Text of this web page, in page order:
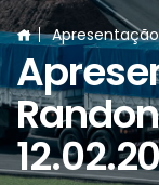
Apresentação